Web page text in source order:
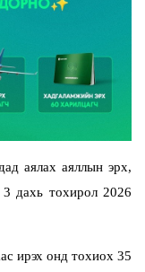
аялах аяллын эрх,
3 дахь тохирол 2026
ирэх онд тохиох 35